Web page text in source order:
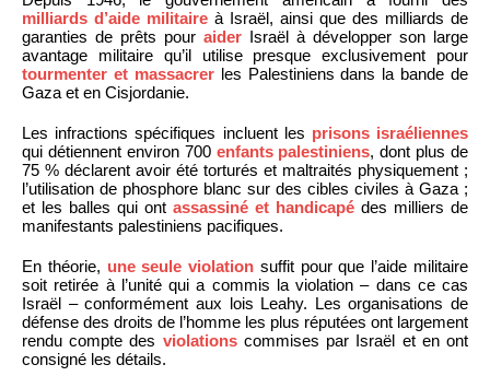
milliards d’aide militaire à Israël, ainsi que des milliards de
garanties de prêts pour aider Israël à développer son large
avantage militaire qu’il utilise presque exclusivement pour
tourmenter et massacrerles Palestiniens dans la bande de
Gaza et en Cisjordanie.
Les infractions spécifiques incluent les prisons israéliennes
qui détiennent environ 700 enfants palestiniens, dont plus de
75 % déclarent avoir été torturés et maltraités physiquement ;
l’utilisation de phosphore blanc sur des cibles civiles à Gaza ;
et les balles qui ont assassiné et handicapé des milliers de
manifestants palestiniens pacifiques.
En théorie, une seule violation suffit pour que l’aide militaire
soit retirée à l’unité qui a commis la violation – dans ce cas
Israël – conformément aux lois Leahy. Les organisations de
défense des droits de l’homme les plus réputées ont largement
rendu compte des violationscommises par Israël et en ont
consigné les détails.